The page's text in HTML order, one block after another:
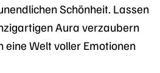
Schönheit. Lassen
Aura verzaubern
eine Welt voller Emotionen